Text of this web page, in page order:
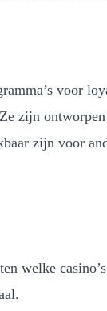
voor
zijn
zijn voor
welke